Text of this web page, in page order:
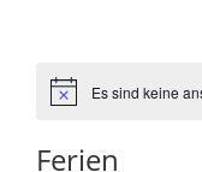
Es sind keine
Ferien